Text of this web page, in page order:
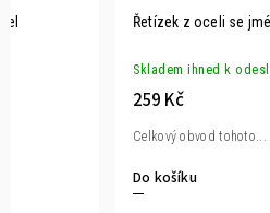
Řetízek z oceli se
Skladem ihned k
259 Kč
Do košíku
Celkový obvod tohoto...